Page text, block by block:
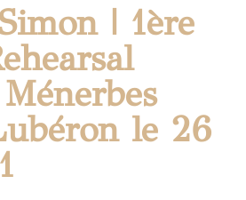
| 1ère
le 26